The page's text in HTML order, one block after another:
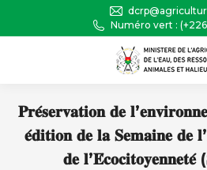
Numéro vert :
𝐏𝐫𝐞́𝐬𝐞𝐫𝐯𝐚𝐭𝐢𝐨𝐧 𝐝𝐞
𝐞́𝐝𝐢𝐭𝐢𝐨𝐧 𝐝𝐞 𝐥𝐚 𝐒𝐞𝐦𝐚𝐢𝐧𝐞 𝐝𝐞
𝐝𝐞